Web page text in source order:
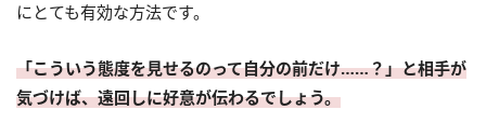
にとても有効な方法です。
「こういう態度を見せるのって自分の前だけ……？」と相手が
気づけば、遠回しに好意が伝わるでしょう。